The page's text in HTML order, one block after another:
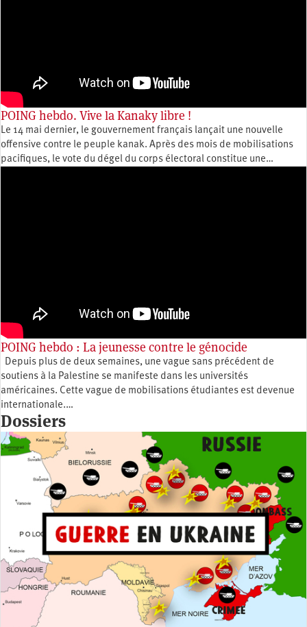
POING hebdo. Vive la Kanaky libre !
Le 14 mai dernier, le gouvernement français lançait une nouvelle
offensive contre le peuple kanak. Après des mois de mobilisations
pacifiques, le vote du dégel du corps électoral constitue une…
POING hebdo : La jeunesse contre le génocide
Depuis plus de deux semaines, une vague sans précédent de
soutiens à la Palestine se manifeste dans les universités
américaines. Cette vague de mobilisations étudiantes est devenue
internationale.…
Dossiers